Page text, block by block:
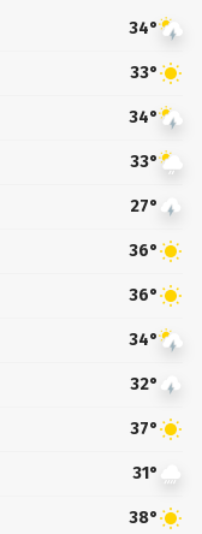
34°
33°
34°
33°
27°
36°
36°
34°
32°
37°
31°
38°